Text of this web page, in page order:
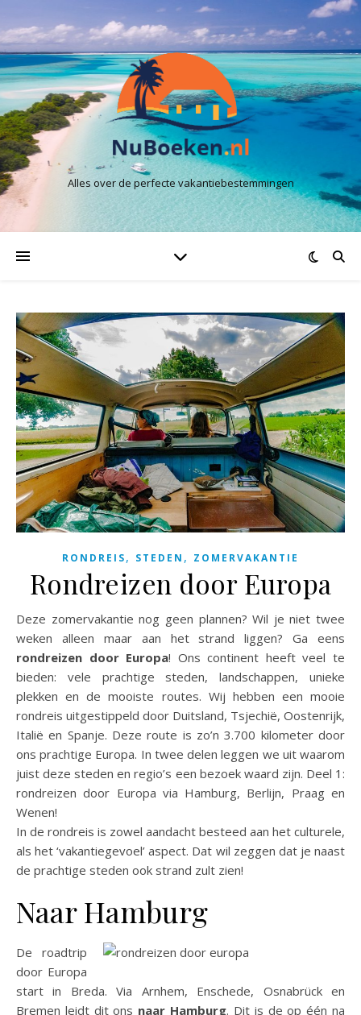
Alles over de perfecte vakantiebestemmingen
RONDREIS, STEDEN , ZOMERVAKANTIE
Rondreizen door Europa
Deze zomervakantie nog geen plannen? Wil je niet twee
weken alleen maar aan het strand liggen? Ga eens
rondreizen door Europa! Ons continent heeft veel te
bieden: vele prachtige steden, landschappen, unieke
plekken en de mooiste routes. Wij hebben een mooie
rondreis uitgestippeld door Duitsland, Tsjechië, Oostenrijk,
Italië en Spanje. Deze route is zo’n 3.700 kilometer door
ons prachtige Europa. In twee delen leggen we uit waarom
juist deze steden en regio’s een bezoek waard zijn. Deel 1:
rondreizen door Europa via Hamburg, Berlijn, Praag en
Wenen!
In de rondreis is zowel aandacht besteed aan het culturele,
als het ‘vakantiegevoel’ aspect. Dat wil zeggen dat je naast
de prachtige steden ook strand zult zien!
Naar Hamburg
De roadtrip
door Europa
start in Breda. Via Arnhem, Enschede, Osnabrück en
Bremen leidt dit ons naar Hamburg. Dit is de op één na